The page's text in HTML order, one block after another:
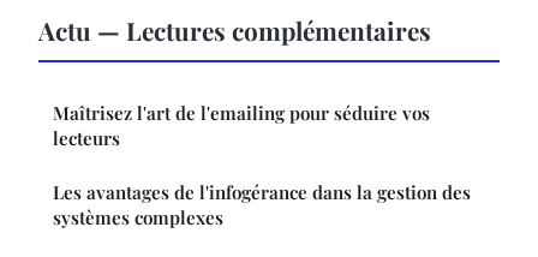
Actu — Lectures complémentaires
Maîtrisez l'art de l'emailing pour séduire vos
lecteurs
Les avantages de l'infogérance dans la gestion des
systèmes complexes